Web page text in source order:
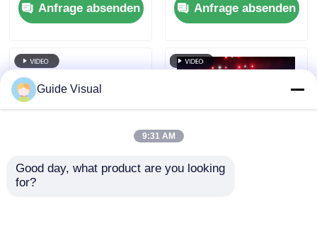
Dual Power & Signal
Backup für
Anfrage absenden
Auffrischungsrate
und IP65 Wasserdicht
Wandbildschirm
Anfrage absenden
Guide Visual
9:31 AM
Good day, what product are you looking
for?